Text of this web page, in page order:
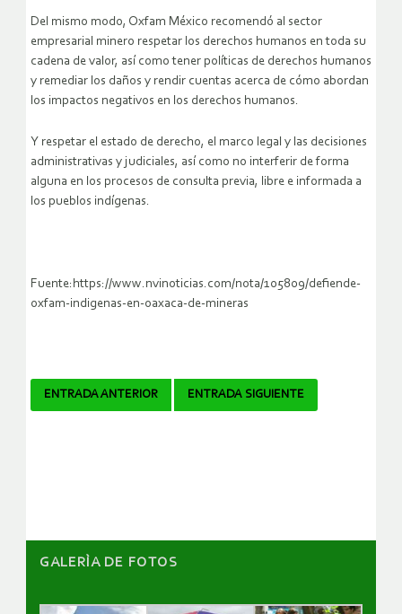
Del mismo modo, Oxfam México recomendó al sector
empresarial minero respetar los derechos humanos en toda su
cadena de valor, así como tener políticas de derechos humanos
y remediar los daños y rendir cuentas acerca de cómo abordan
los impactos negativos en los derechos humanos.
Y respetar el estado de derecho, el marco legal y las decisiones
administrativas y judiciales, así como no interferir de forma
alguna en los procesos de consulta previa, libre e informada a
los pueblos indígenas.
Fuente:https://www.nvinoticias.com/nota/105809/defiende-
oxfam-indigenas-en-oaxaca-de-mineras
Navegador
ENTRADA ANTERIOR ENTRADA SIGUIENTE
GALERÌA DE FOTOS